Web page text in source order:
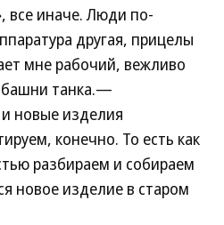
все иначе. Люди по-
другая, прицелы
мне рабочий, вежливо
башни танка.—
новые изделия
конечно. То есть как
разбираем и собираем
новое изделие в старом